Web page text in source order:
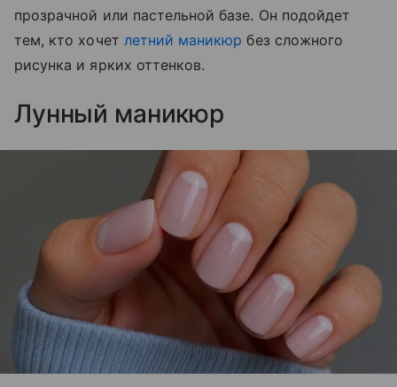
прозрачной или пастельной базе. Он подойдет
тем, кто хочет летний маникюр без сложного
рисунка и ярких оттенков.
Лунный маникюр